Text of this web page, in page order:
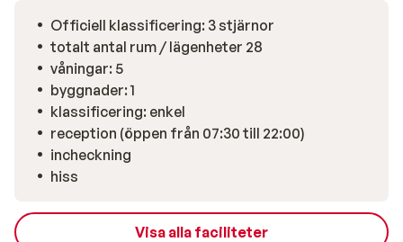
Officiell klassificering: 3 stjärnor
totalt antal rum / lägenheter 28
våningar: 5
byggnader: 1
klassificering: enkel
reception (öppen från 07:30 till 22:00)
incheckning
hiss
Visa alla faciliteter